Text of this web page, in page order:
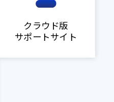
クラウド版
サポートサイト